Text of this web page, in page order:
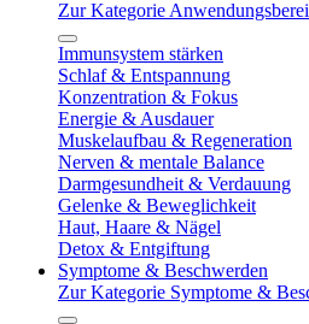
Zur Kategorie
Immunsystem stärken
Schlaf & Entspannung
Konzentration & Fokus
Energie & Ausdauer
Muskelaufbau & Regeneration
Nerven & mentale Balance
Darmgesundheit & Verdauung
Gelenke & Beweglichkeit
Haut, Haare & Nägel
Detox & Entgiftung
Symptome & Beschwerden
Zur Kategorie Symptome &